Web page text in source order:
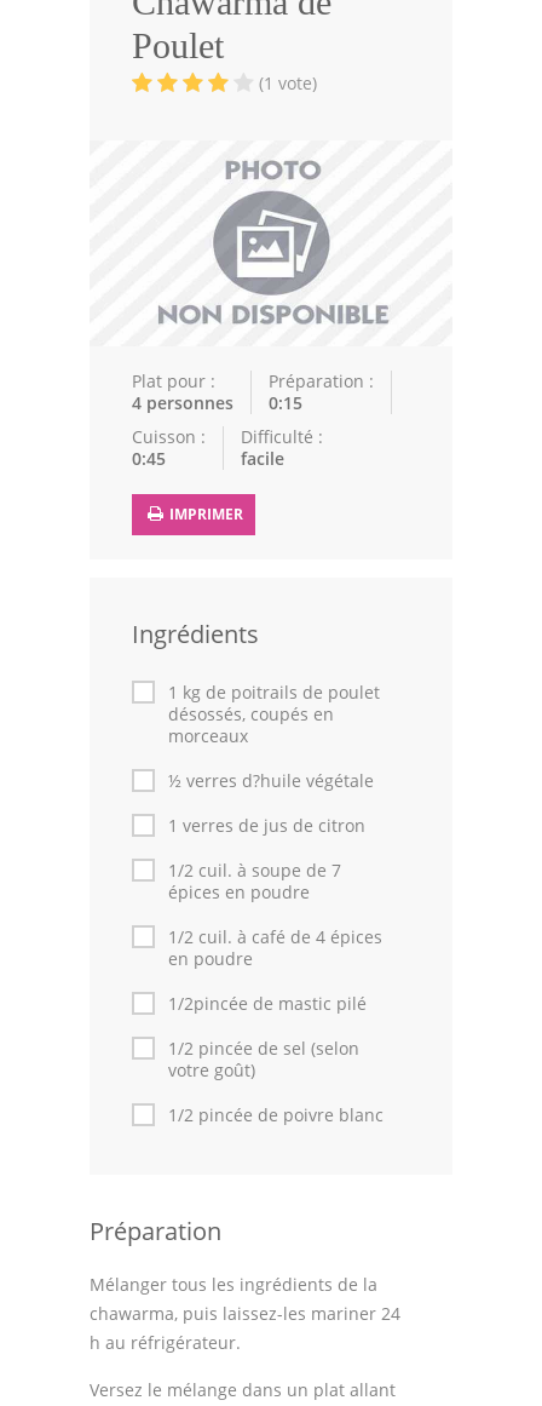
Volailles
Cuisines Orientales
Recettes marocaine
Cuisine Algérienne
Cuisine Tunisienne
Cuisine Juive
Cuisine Libanaise
Astuces de cuisine
Fêtes Religieuses
Chefs
Forum
Thèmes
Espace Personnel
Poulet
(1 vote)
Plat pour :
4 personnes
Préparation :
0:15
Cuisson :
0:45
Difficulté :
facile
IMPRIMER
Ingrédients
1 kg de poitrails de poulet
désossés, coupés en
morceaux
½ verres d?huile végétale
1 verres de jus de citron
1/2 cuil. à soupe de 7
épices en poudre
1/2 cuil. à café de 4 épices
en poudre
1/2pincée de mastic pilé
1/2 pincée de sel (selon
votre goût)
1/2 pincée de poivre blanc
Préparation
Mélanger tous les ingrédients de la
chawarma, puis laissez-les mariner 24
h au réfrigérateur.
Versez le mélange dans un plat allant